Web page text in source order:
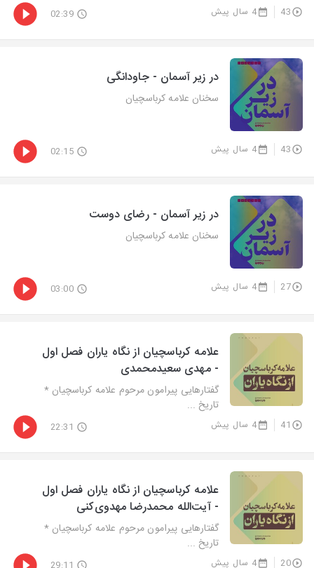
43 4 سال پیش 02:39
در زیر آسمان - جاودانگی
سخنان علامه کرباسچیان
43 4 سال پیش 02:15
در زیر آسمان - رضای دوست
سخنان علامه کرباسچیان
27 4 سال پیش 03:00
علامه کرباسچیان از نگاه یاران فصل اول
- مهدی سعیدمحمدی
گفتارهایی پیرامون مرحوم علامه کرباسچیان *
تاریخ ...
41 4 سال پیش 22:31
علامه کرباسچیان از نگاه یاران فصل اول
- آیت‌الله محمدرضا مهدوی‌کنی
گفتارهایی پیرامون مرحوم علامه کرباسچیان *
تاریخ ...
20 4 سال پیش 29:11